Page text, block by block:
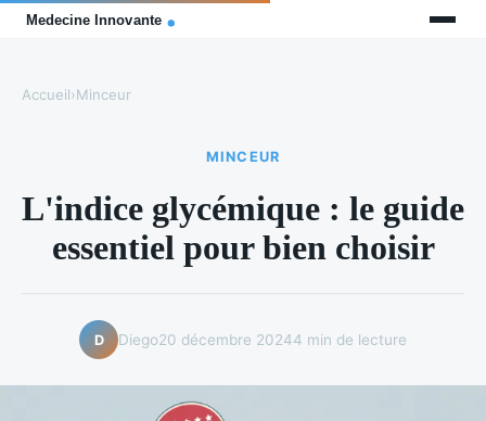
Accueil›Minceur
MINCEUR
L'indice glycémique : le guide
essentiel pour bien choisir
D Diego20 décembre 20244 min de lecture